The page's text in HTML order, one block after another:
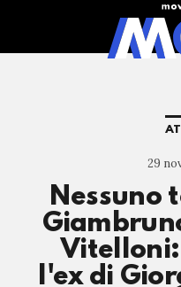
29
Nessuno
Vitelloni:
l'ex di